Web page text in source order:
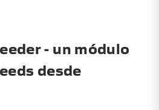
- un módulo
desde